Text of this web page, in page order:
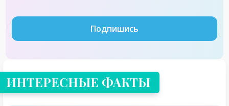
Подпишись
ИНТЕРЕСНЫЕ ФАКТЫ